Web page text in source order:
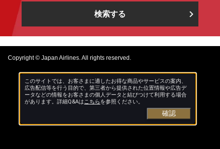
検索する
Copyright © Japan Airlines. All rights reserved.
このサイトでは、お客さまに適したお得な商品やサービスの案内、
広告配信等を行う目的で、第三者から提供された位置情報や広告デ
ータなどの情報をお客さまの個人データと結びつけて利用する場合
があります。詳細Q&Aはこちらを参照ください。
確認